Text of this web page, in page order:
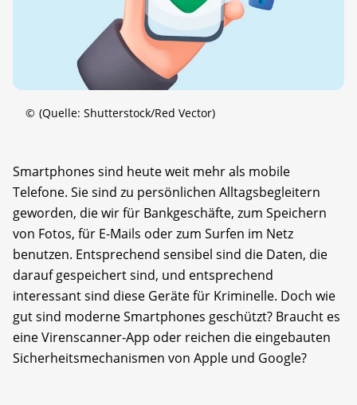
© (Quelle: Shutterstock/Red Vector)
Smartphones sind heute weit mehr als mobile
Telefone. Sie sind zu persönlichen Alltagsbegleitern
geworden, die wir für Bankgeschäfte, zum Speichern
von Fotos, für E-Mails oder zum Surfen im Netz
benutzen. Entsprechend sensibel sind die Daten, die
darauf gespeichert sind, und entsprechend
interessant sind diese Geräte für Kriminelle. Doch wie
gut sind moderne Smartphones geschützt? Braucht es
eine Virenscanner-App oder reichen die eingebauten
Sicherheits­mechanismen von Apple und Google?